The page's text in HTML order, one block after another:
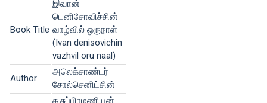
Book Title
இவான்
டெனிசோவிச்சின்
வாழ்வில் ஒருநாள்
(Ivan denisovichin
vazhvil oru naal)
Author
அலெக்சாண்டர்
சோல்செனிட்சின்
க.சுப்பிரமணியன்